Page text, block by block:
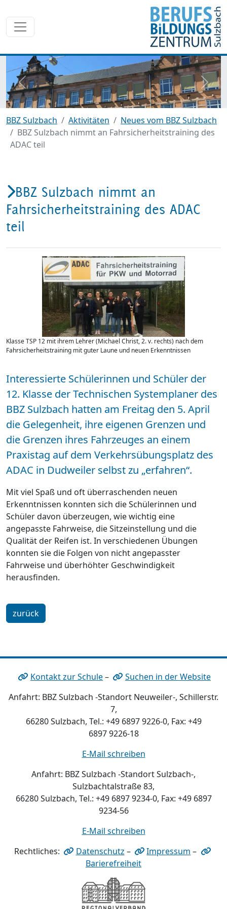
zurück
BBZ Sulzbach Aktivitäten
Neues vom BBZ Sulzbach
BBZ Sulzbach nimmt an Fahrsicherheitstraining des
ADAC teil
BBZ Sulzbach nimmt an
Fahrsicherheitstraining des ADAC
teil
Interessierte Schülerinnen und Schüler der
12. Klasse der Technischen Systemplaner des
BBZ Sulzbach hatten am Freitag den 5. April
die Gelegenheit, ihre eigenen Grenzen und
die Grenzen ihres Fahrzeuges an einem
Praxistag auf dem Verkehrsübungsplatz des
ADAC in Dudweiler selbst zu „erfahren“.
Mit viel Spaß und oft überraschenden neuen
Erkenntnissen konnten sich die Schülerinnen und
Schüler davon überzeugen, wie wichtig eine
angepasste Fahrweise, die Sitzeinstellung und die
Qualität der Reifen ist. In verschiedenen Übungen
konnten sie die Folgen von nicht angepasster
Fahrweise und überhöhter Geschwindigkeit
herausfinden.
Klasse TSP 12 mit ihrem Lehrer (Michael Christ, 2. v. rechts) nach dem
Fahrsicherheitstraining mit guter Laune und neuen Erkenntnissen
zurück
Kontakt zur Schule–
Suchen in der Website
Anfahrt: BBZ Sulzbach -Standort Neuweiler-, Schillerstr.
7,
66280 Sulzbach, Tel.: +49 6897 9226-0, Fax: +49
6897 9226-18
E-Mail schreiben
Anfahrt: BBZ Sulzbach -Standort Sulzbach-,
Sulzbachtalstraße 83,
66280 Sulzbach, Tel.: +49 6897 9234-0, Fax: +49 6897
9234-56
E-Mail schreiben
Rechtliches:
Datenschutz – Impressum –
Barierefreiheit